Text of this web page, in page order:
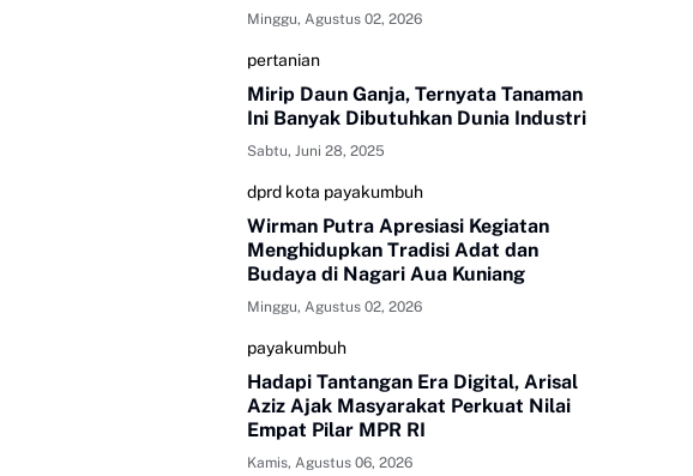
Minggu, Agustus 02, 2026
pertanian
Mirip Daun Ganja, Ternyata Tanaman
Ini Banyak Dibutuhkan Dunia Industri
Sabtu, Juni 28, 2025
dprd kota payakumbuh
Wirman Putra Apresiasi Kegiatan
Menghidupkan Tradisi Adat dan
Budaya di Nagari Aua Kuniang
Minggu, Agustus 02, 2026
payakumbuh
Hadapi Tantangan Era Digital, Arisal
Aziz Ajak Masyarakat Perkuat Nilai
Empat Pilar MPR RI
Kamis, Agustus 06, 2026